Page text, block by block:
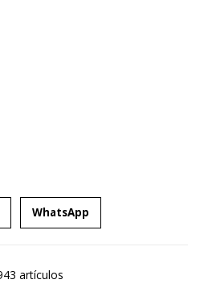
WhatsApp
artículos